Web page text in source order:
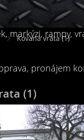
rampy,
pronájem
Kovaná vrata (1)
(1)